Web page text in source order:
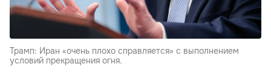
Трамп: Иран «очень плохо справляется» с выполнением
условий прекращения огня.